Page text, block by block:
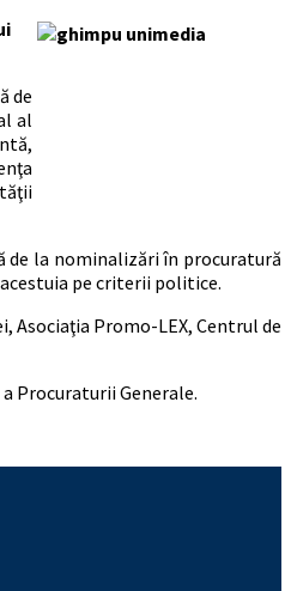
de
al
de la nominalizări în procuratură
pe criterii politice.
Asociaţia Promo-LEX, Centrul de
Procuraturii Generale.